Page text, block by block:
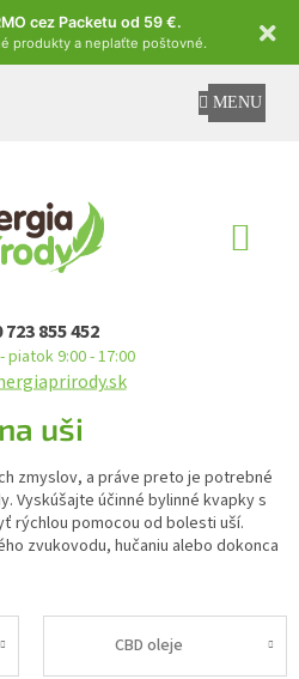
cez Packetu od 59 €.
produkty a neplaťte poštovné.
Czech
723 855 452
piatok 9:00 - 17:00
uši
zmyslov, a práve preto je potrebné
Vyskúšajte účinné bylinné kvapky s
rýchlou pomocou od bolesti uší.
zvukovodu, hučaniu alebo dokonca
CBD oleje